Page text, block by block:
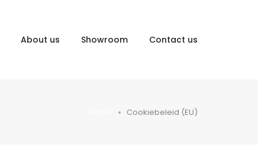
About us Showroom Contact us
Cookiebeleid (EU)